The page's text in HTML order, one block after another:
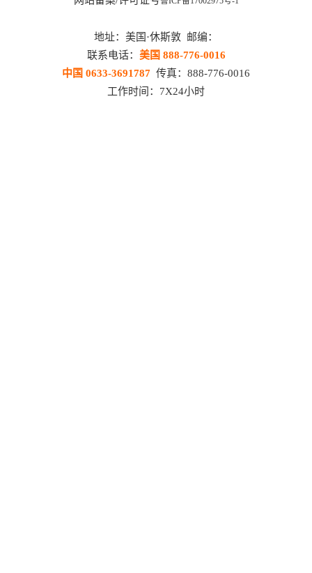
地址：美国·休斯敦 邮编：
联系电话： 美国 888-776-0016
中国 0633-3691787 传真：888-776-0016
工作时间：7X24小时